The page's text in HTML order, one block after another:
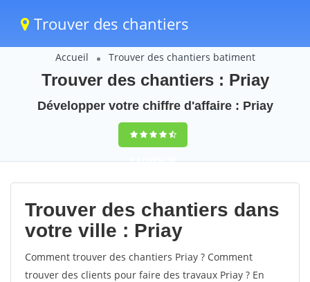
Trouver des chantiers
Accueil Trouver des chantiers batiment
Trouver des chantiers : Priay
Développer votre chiffre d'affaire : Priay
9,5(100%)38
votes
Trouver des chantiers dans
votre ville : Priay
Comment trouver des chantiers Priay ? Comment
trouver des clients pour faire des travaux Priay ? En